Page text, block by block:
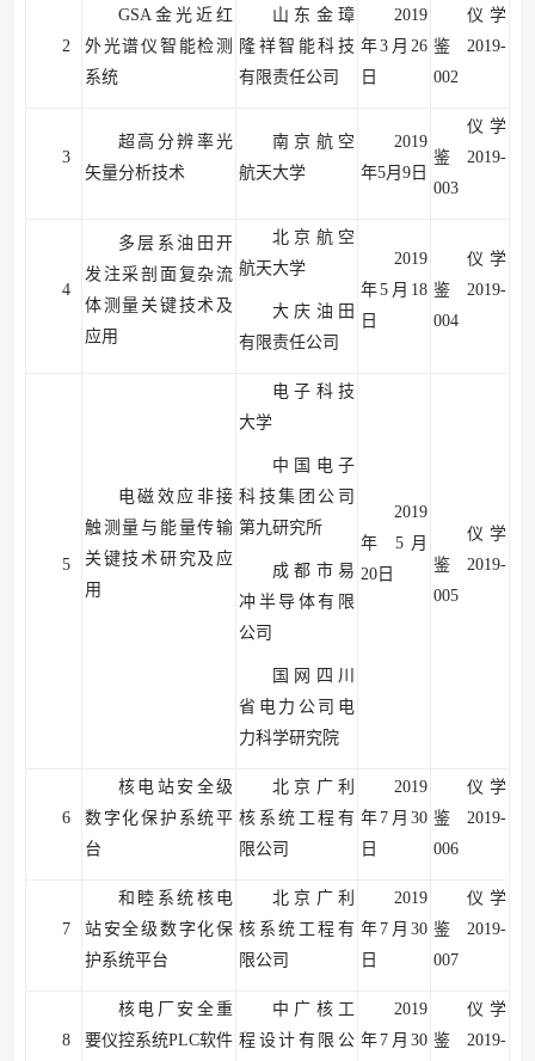
2
GSA金光近红
外光谱仪智能检测
系统
山东金璋
隆祥智能科技
有限责任公司
2019
年3月26
日
仪学
鉴2019-
002
3
超高分辨率光
矢量分析技术
南京航空
航天大学
2019
年5月9日
仪学
鉴2019-
003
4
多层系油田开
发注采剖面复杂流
体测量关键技术及
应用
北京航空
航天大学
大庆油田
有限责任公司
2019
年5月18
日
仪学
鉴2019-
004
5
电磁效应非接
触测量与能量传输
关键技术研究及应
用
电子科技
大学
中国电子
科技集团公司
第九研究所
成都市易
冲半导体有限
公司
国网四川
省电力公司电
力科学研究院
2019
年 5月
20日
仪学
鉴2019-
005
6
核电站安全级
数字化保护系统平
台
北京广利
核系统工程有
限公司
2019
年7月30
日
仪学
鉴2019-
006
7
和睦系统核电
站安全级数字化保
护系统平台
北京广利
核系统工程有
限公司
2019
年7月30
日
仪学
鉴2019-
007
8
核电厂安全重
要仪控系统PLC软件
中广核工
程设计有限公
2019
年7月30
仪学
鉴2019-